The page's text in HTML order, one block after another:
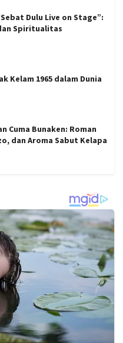
Dulu Live on Stage”:
Spiritualitas
Kelam 1965 dalam Dunia
Cuma Bunaken: Roman
dan Aroma Sabut Kelapa